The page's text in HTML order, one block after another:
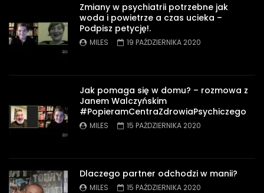
Zmiany w psychiatrii potrzebne jak
woda i powietrze a czas ucieka –
Podpisz petycję!.
MILES 19 PAŹDZIERNIKA 2020
Jak pomaga się w domu? – rozmowa z
Janem Walczyńskim
#PopieramCentraZdrowiaPsychiczego
MILES 15 PAŹDZIERNIKA 2020
Dlaczego partner odchodzi w manii?
MILES 15 PAŹDZIERNIKA 2020